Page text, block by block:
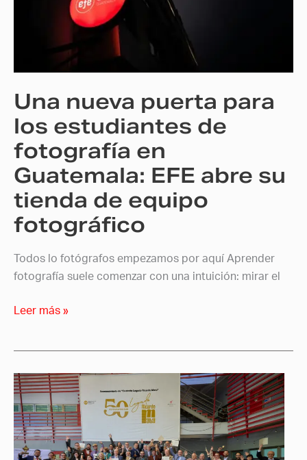
Una nueva puerta para
los estudiantes de
fotografía en
Guatemala: EFE abre su
tienda de equipo
fotográfico
Todos lo fotógrafos empezamos por aquí Aprender
fotografía suele comenzar con una intuición: mirar el
estudiantes
en
EFE
abre
su
tienda
de
equipo
fotográfico
Leer más »
50
Fotógrafos
con
el
Legado